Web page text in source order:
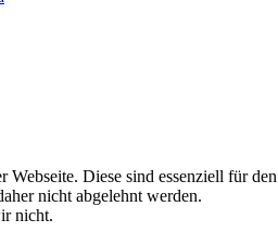
Webseite. Diese sind essenziell für den
nicht abgelehnt werden.
nicht.